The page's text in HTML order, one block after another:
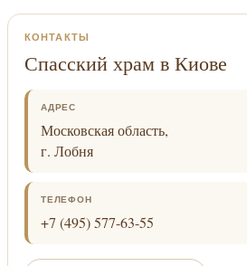
КОНТАКТЫ
Спасский храм в Киове
АДРЕС
Московская область,
г. Лобня
ТЕЛЕФОН
+7 (495) 577-63-55